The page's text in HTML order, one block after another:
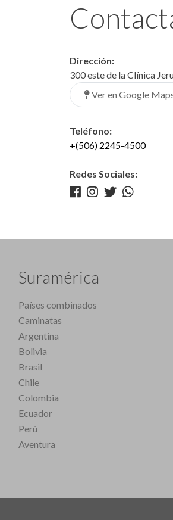
Dirección:
300 este de la Clínica
Ver en Google
Teléfono:
+(506) 2245-4500
Redes Sociales:
Suramérica
Países combinados
Caminatas
Argentina
Bolivia
Brasil
Chile
Colombia
Ecuador
Perú
Aventura